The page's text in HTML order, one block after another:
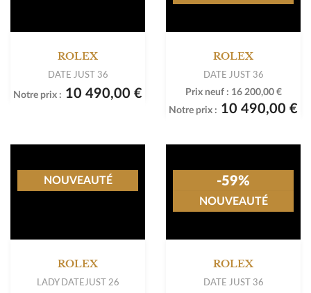
ROLEX
DATE JUST 36
Notre prix : 10 490,00 €
ROLEX
DATE JUST 36
Prix neuf : 16 200,00 €
Notre prix : 10 490,00 €
ROLEX
LADY DATEJUST 26
NOUVEAUTÉ
ROLEX
DATE JUST 36
-59%
NOUVEAUTÉ